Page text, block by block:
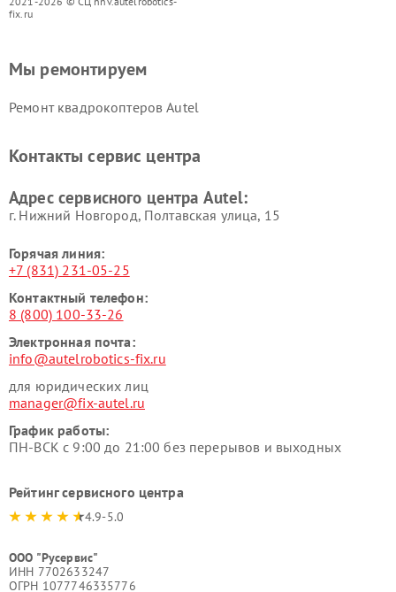
fix.ru
Мы ремонтируем
Ремонт квадрокоптеров Autel
Контакты сервис центра
Адрес сервисного центра Autel:
г. Нижний Новгород, Полтавская улица, 15
Горячая линия:
+7 (831) 231-05-25
Контактный телефон:
8 (800) 100-33-26
Электронная почта:
info@autelrobotics-fix.ru
для юридических лиц
manager@fix-autel.ru
График работы:
ПН-ВСК с 9:00 до 21:00 без перерывов и выходных
Рейтинг сервисного центра
4.9-5.0
ООО "Русервис"
ИНН 7702633247
ОГРН 1077746335776